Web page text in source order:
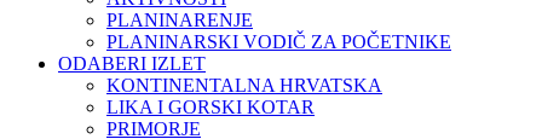
PLANINARENJE
PLANINARSKI VODIČ ZA POČETNIKE
ODABERI IZLET
KONTINENTALNA HRVATSKA
LIKA I GORSKI KOTAR
PRIMORJE